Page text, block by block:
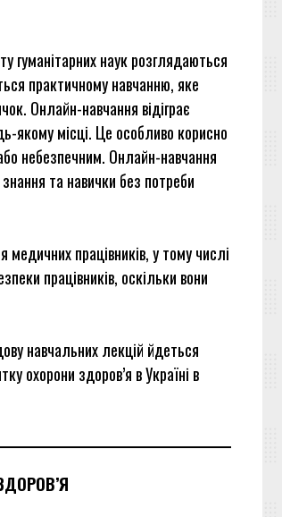
гуманітарних наук розглядаються
практичному навчанню, яке
Онлайн-навчання відіграє
якому місці. Це особливо корисно
небезпечним. Онлайн-навчання
та навички без потреби
працівників, у тому числі
працівників, оскільки вони
навчальних лекцій йдеться
охорони здоров’я в Україні в